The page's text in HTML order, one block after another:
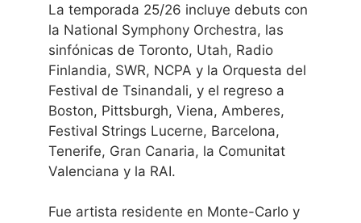
La temporada 25/26 incluye debuts con
la National Symphony Orchestra, las
sinfónicas de Toronto, Utah, Radio
Finlandia, SWR, NCPA y la Orquesta del
Festival de Tsinandali, y el regreso a
Boston, Pittsburgh, Viena, Amberes,
Festival Strings Lucerne, Barcelona,
Tenerife, Gran Canaria, la Comunitat
Valenciana y la RAI.
Fue artista residente en Monte-Carlo y